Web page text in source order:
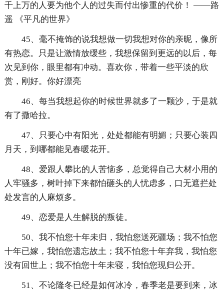
千上万的人要为他个人的过失而付出惨重的代价！ ——路
遥 《平凡的世界》
45、毫不掩饰的说我想做一切我想对你的亲昵，像所
有热恋。只是让激情放缓些，我想保留到更远的以后，每
次见到你，眼里都有冲动。喜欢你，带着一些平淡的欣
赏，刚好。你好漂亮
46、每当我想起你的时候世界就多了一颗沙，于是就
有了撒哈拉。
47、只要心中有阳光，处处都能有明媚；只要心装四
月天，到哪都能见春暖花开。
48、爱跟人攀比的人苦恼多，总觉得自己大材小用的
人牢骚多，树叶掉下来都怕砸头的人忧虑多，口无遮拦处
处发言的人麻烦多。
49、恋爱是人生解脱的叛徒。
50、我不怕您十年未归，我怕您送死疆场；我不怕您
十年已嫁，我怕您遗忘故土；我不怕您十年弃我，我怕您
没有回世上；我不怕您十年未寝，我怕您现归公开。
51、不论隆冬已经是如何冰冷，春季老是要到来，冰